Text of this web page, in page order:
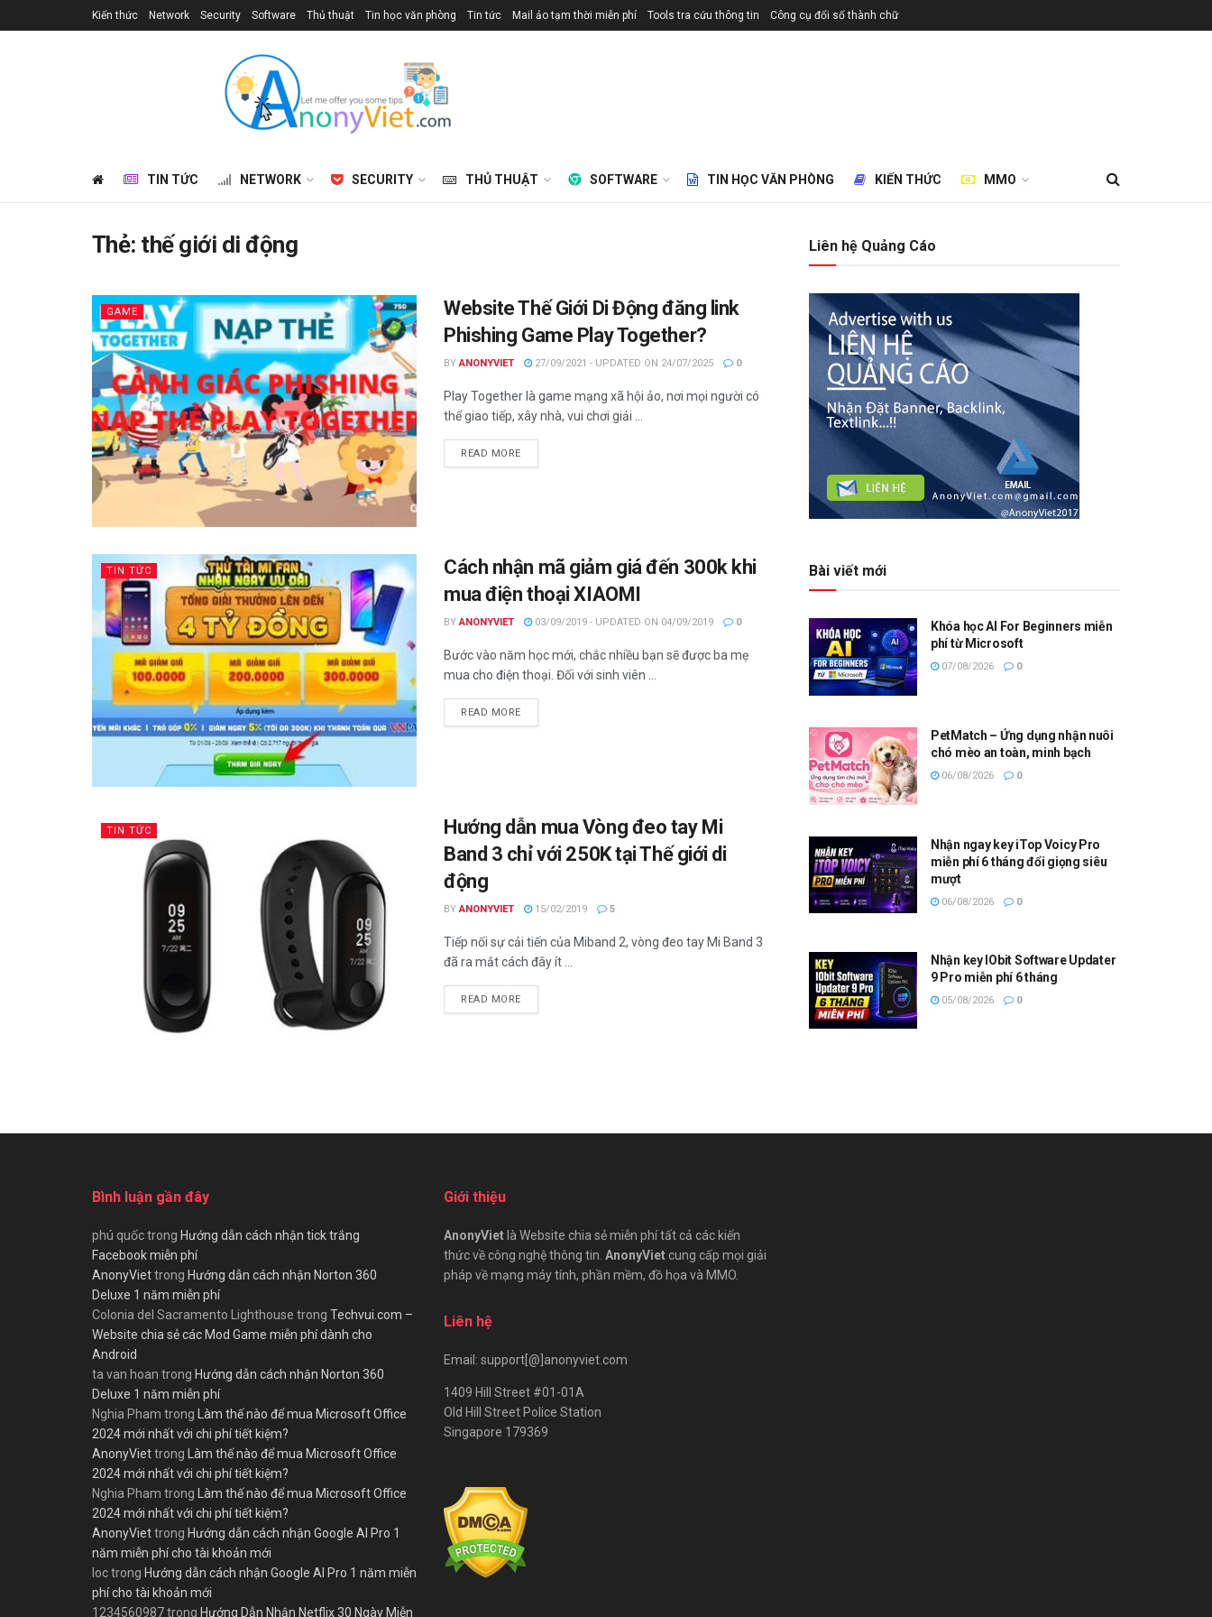
Kiến thức Network Security Software Thủ thuật Tin học văn phòng Tin tức Mail ảo tạm thời miễn phí Tools tra cứu thông tin Công cụ đổi số thành chữ
TIN TỨC NETWORK SECURITY THỦ THUẬT SOFTWARE TIN HỌC VĂN PHÒNG KIẾN THỨC MMO
Thẻ: thế giới di động
GAME
Website Thế Giới Di Động đăng link
Phishing Game Play Together?
BY ANONYVIET 27/09/2021 - UPDATED ON 24/07/2025 0
Play Together là game mạng xã hội ảo, nơi mọi người có
thể giao tiếp, xây nhà, vui chơi giải ...
READ MOREDETAILS
TIN TỨC
Cách nhận mã giảm giá đến 300k khi
mua điện thoại XIAOMI
BY ANONYVIET 03/09/2019 - UPDATED ON 04/09/2019 0
Bước vào năm học mới, chắc nhiều bạn sẽ được ba mẹ
mua cho điện thoại. Đối với sinh viên ...
READ MOREDETAILS
TIN TỨC
Hướng dẫn mua Vòng đeo tay Mi
Band 3 chỉ với 250K tại Thế giới di
động
BY ANONYVIET 15/02/2019 5
Tiếp nối sự cải tiến của Miband 2, vòng đeo tay Mi Band 3
đã ra mắt cách đây ít ...
READ MOREDETAILS
Liên hệ Quảng Cáo
Bài viết mới
Khóa học AI For Beginners miễn
phí từ Microsoft
07/08/2026 0
PetMatch – Ứng dụng nhận nuôi
chó mèo an toàn, minh bạch
06/08/2026 0
Nhận ngay key iTop Voicy Pro
miễn phí 6 tháng đổi giọng siêu
mượt
06/08/2026 0
Nhận key IObit Software Updater
9 Pro miễn phí 6 tháng
05/08/2026 0
Bình luận gần đây
phú quốctrong Hướng dẫn cách nhận tick trắng
Facebook miễn phí
AnonyViettrong Hướng dẫn cách nhận Norton 360
Deluxe 1 năm miễn phí
Colonia del Sacramento Lighthouse trong Techvui.com –
Website chia sẻ các Mod Game miễn phí dành cho
Android
ta van hoan trong Hướng dẫn cách nhận Norton 360
Deluxe 1 năm miễn phí
Nghia Pham trong Làm thế nào để mua Microsoft Office
2024 mới nhất với chi phí tiết kiệm?
AnonyViettrong Làm thế nào để mua Microsoft Office
2024 mới nhất với chi phí tiết kiệm?
Nghia Pham trong Làm thế nào để mua Microsoft Office
2024 mới nhất với chi phí tiết kiệm?
AnonyViettrong Hướng dẫn cách nhận Google AI Pro 1
năm miễn phí cho tài khoản mới
loctrong Hướng dẫn cách nhận Google AI Pro 1 năm miễn
phí cho tài khoản mới
1234560987trong Hướng Dẫn Nhận Netflix 30 Ngày Miễn
Giới thiệu
AnonyViet là Website chia sẻ miễn phí tất cả các kiến
thức về công nghệ thông tin. AnonyViet cung cấp mọi giải
pháp về mạng máy tính, phần mềm, đồ họa và MMO.
Liên hệ
Email: support[@]anonyviet.com
1409 Hill Street #01-01A
Old Hill Street Police Station
Singapore 179369